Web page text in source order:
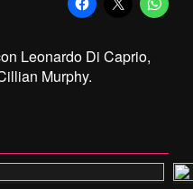
Leonardo Di Caprio,
Murphy.